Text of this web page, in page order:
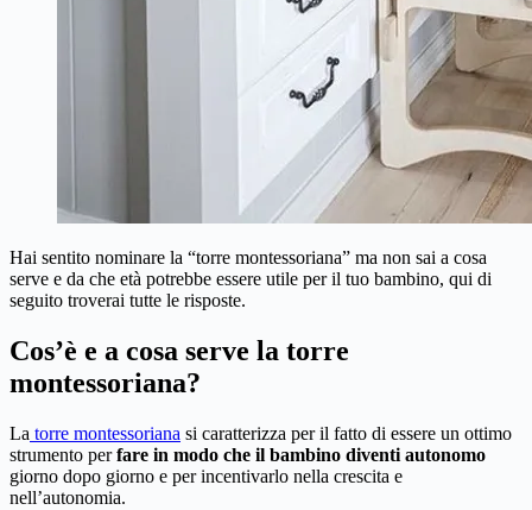
Hai sentito nominare la “torre montessoriana” ma non sai a cosa
serve e da che età potrebbe essere utile per il tuo bambino, qui di
seguito troverai tutte le risposte.
Cos’è e a cosa serve la torre
montessoriana?
La torre montessoriana si caratterizza per il fatto di essere un ottimo
strumento perfare in modo che il bambino diventi autonomo
giorno dopo giorno e per incentivarlo nella crescita e
nell’autonomia.